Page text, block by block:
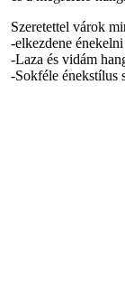
Szeretettel várok
-elkezdene
-Laza és vidám
-Sokféle énekstílus